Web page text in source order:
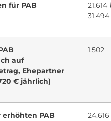
für PAB
21.614
31.494
auf
Ehepartner
€ jährlich)
1.502
PAB